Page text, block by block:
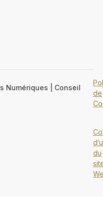
Numériques | Conseil
de
du